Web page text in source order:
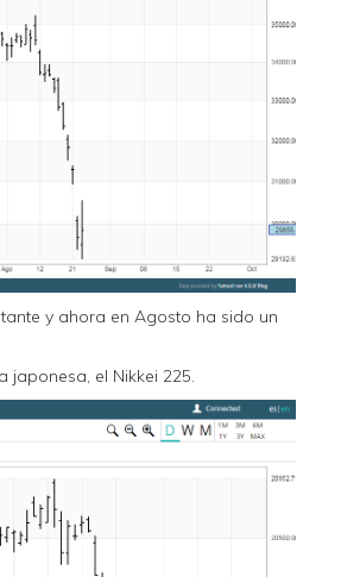
y ahora en Agosto ha sido un
el Nikkei 225.